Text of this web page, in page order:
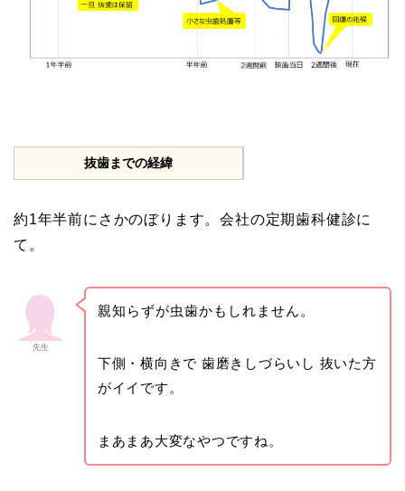
抜歯までの経緯
約1年半前にさかのぼります。会社の定期歯科健診に
て。
先生
親知らずが虫歯かもしれません。
下側・横向きで 歯磨きしづらいし 抜いた方
がイイです。
まあまあ大変なやつですね。